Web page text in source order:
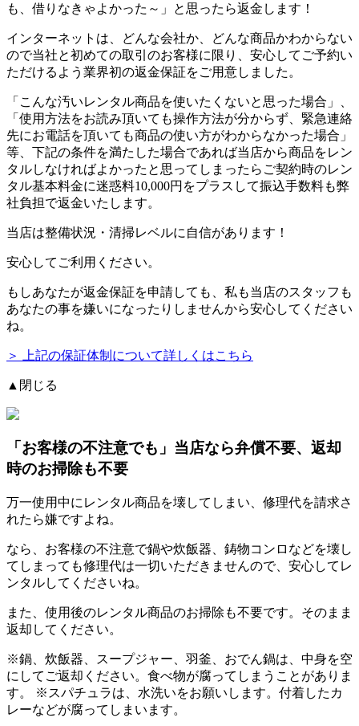
も、借りなきゃよかった～」と思ったら返金します！
インターネットは、どんな会社か、どんな商品かわからない
ので当社と初めての取引のお客様に限り、安心してご予約い
ただけるよう業界初の返金保証をご用意しました。
「こんな汚いレンタル商品を使いたくないと思った場合」、
「使用方法をお読み頂いても操作方法が分からず、緊急連絡
先にお電話を頂いても商品の使い方がわからなかった場合」
等、下記の条件を満たした場合であれば当店から商品をレン
タルしなければよかったと思ってしまったらご契約時のレン
タル基本料金に迷惑料10,000円をプラスして振込手数料も弊
社負担で返金いたします。
当店は整備状況・清掃レベルに自信があります！
安心してご利用ください。
もしあなたが返金保証を申請しても、私も当店のスタッフも
あなたの事を嫌いになったりしませんから安心してください
ね。
＞ 上記の保証体制について詳しくはこちら
▲閉じる
「お客様の不注意でも」 当店なら弁償不要、返却
時のお掃除も不要
万一使用中にレンタル商品を壊してしまい、修理代を請求さ
れたら嫌ですよね。
なら、お客様の不注意で鍋や炊飯器、鋳物コンロなどを壊し
てしまっても修理代は一切いただきませんので、安心してレ
ンタルしてくださいね。
また、使用後のレンタル商品のお掃除も不要です。そのまま
返却してください。
※鍋、炊飯器、スープジャー、羽釜、おでん鍋は、中身を空
にしてご返却ください。食べ物が腐ってしまうことがありま
す。 ※スパチュラは、水洗いをお願いします。付着したカ
レーなどが腐ってしまいます。